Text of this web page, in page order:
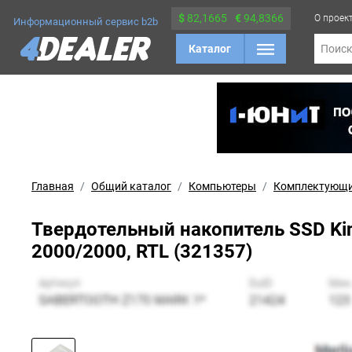
Информационный сервис b2b $ 82,1665 €94,8366
Каталог
О
Поиск
Главная Общий каталог Компьютеры
Твердотельный накопитель SSD
2000/2000, RTL (321357)